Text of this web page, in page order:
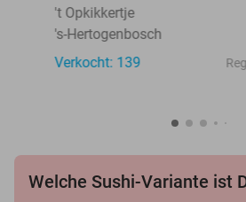
't Opkikkertje
's-Hertogenbosch
Verkocht: 139
Welche Sushi-Variante ist